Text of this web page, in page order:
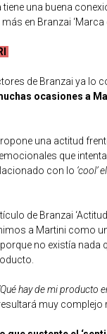
una buena
en Branzai ‘Marca
de Branzai ya lo
ocasiones a
una actitud
que
con lo ‘cool’
de Branzai
a Martini como
no existía nada
‘Qué hay de mi producto
muy complejo